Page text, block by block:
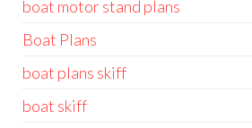
boat motor stand plans
Boat Plans
boat plans skiff
boat skiff